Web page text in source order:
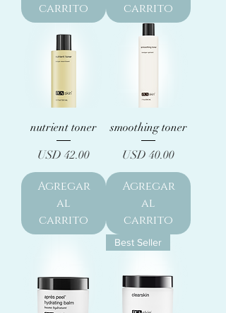
carrito
carrito
nutrient toner
Precio
USD 42.00
Agregar
al
carrito
smoothing toner
Precio
USD 40.00
Agregar
al
carrito
Best Seller